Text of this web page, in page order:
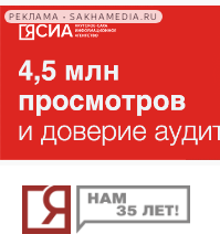
РЕКЛАМА • SAKHAMEDIA.RU